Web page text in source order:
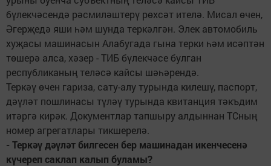
бүлекчәсендә рәсмиләштерү рөхсәт ителә. Мисал өчен,
Әгерҗедә яши һәм шунда теркәлгән. Элек автомобиль
хуҗасы машинасын Алабугада гына терки һәм исәптән
төшерә алса, хәзер - ТИБ бүлекчәсе булган
республиканың теләсә кайсы шәһәрендә.
Теркәү өчен гариза, сату-алу турында килешү, паспорт,
дәүләт пошлинасы түләү турында квитанция тәкъдим
итәргә кирәк. Документлар тапшыру алдыннан ТСның
номер агрегатлары тикшерелә.
- Теркәү дәүләт билгесен бер машинадан икенчесенә
күчереп саклап калып буламы?